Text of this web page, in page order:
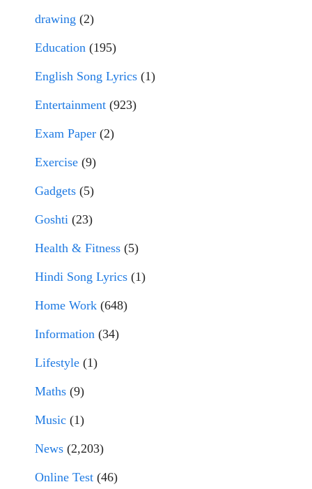
drawing (2)
Education (195)
English Song Lyrics (1)
Entertainment (923)
Exam Paper (2)
Exercise (9)
Gadgets (5)
Goshti (23)
Health & Fitness (5)
Hindi Song Lyrics (1)
Home Work (648)
Information (34)
Lifestyle (1)
Maths (9)
Music (1)
News (2,203)
Online Test (46)